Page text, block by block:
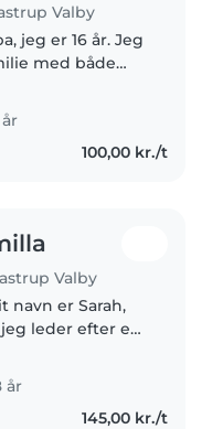
Valby
jeg er 16 år. Jeg
med både
at passe de små.
med børn i
betragter..100,00 kr./t
Valby
navn er Sarah,
leder efter en
arbejdet i
jeg havde 10
år
145,00 kr./t